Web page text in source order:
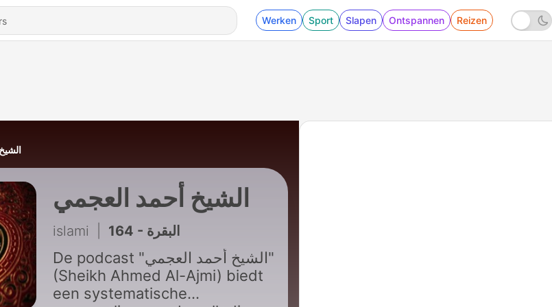
Werken Sport Slapen Ontspannen Reizen
الشيخ أحمد العجمي
islami 164 - البقرة
De podcast "الشيخ أحمد العجمي"
(Sheikh Ahmed Al-Ajmi) biedt
een systematische